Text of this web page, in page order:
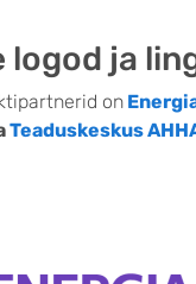
ja
on
Teaduskeskus